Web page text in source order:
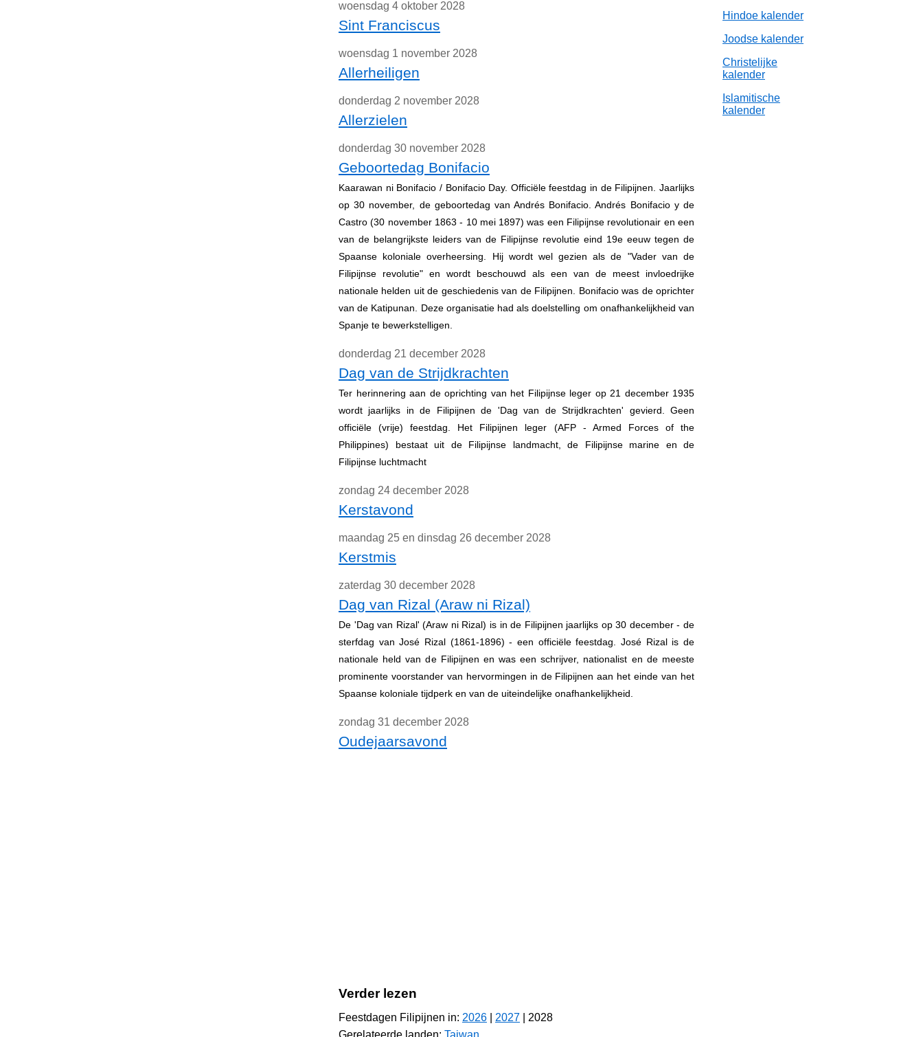
woensdag 4 oktober 2028
Sint Franciscus
woensdag 1 november 2028
Allerheiligen
donderdag 2 november 2028
Allerzielen
donderdag 30 november 2028
Geboortedag Bonifacio
Kaarawan ni Bonifacio / Bonifacio Day. Officiële feestdag in de Filipijnen. Jaarlijks
op 30 november, de geboortedag van Andrés Bonifacio. Andrés Bonifacio y de
Castro (30 november 1863 - 10 mei 1897) was een Filipijnse revolutionair en een
van de belangrijkste leiders van de Filipijnse revolutie eind 19e eeuw tegen de
Spaanse koloniale overheersing. Hij wordt wel gezien als de "Vader van de
Filipijnse revolutie" en wordt beschouwd als een van de meest invloedrijke
nationale helden uit de geschiedenis van de Filipijnen. Bonifacio was de oprichter
van de Katipunan. Deze organisatie had als doelstelling om onafhankelijkheid van
Spanje te bewerkstelligen.
donderdag 21 december 2028
Dag van de Strijdkrachten
Ter herinnering aan de oprichting van het Filipijnse leger op 21 december 1935
wordt jaarlijks in de Filipijnen de 'Dag van de Strijdkrachten' gevierd. Geen
officiële (vrije) feestdag. Het Filipijnen leger (AFP - Armed Forces of the
Philippines) bestaat uit de Filipijnse landmacht, de Filipijnse marine en de
Filipijnse luchtmacht
zondag 24 december 2028
Kerstavond
maandag 25 en dinsdag 26 december 2028
Kerstmis
zaterdag 30 december 2028
Dag van Rizal (Araw ni Rizal)
De 'Dag van Rizal' (Araw ni Rizal) is in de Filipijnen jaarlijks op 30 december - de
sterfdag van José Rizal (1861-1896) - een officiële feestdag. José Rizal is de
nationale held van de Filipijnen en was een schrijver, nationalist en de meeste
prominente voorstander van hervormingen in de Filipijnen aan het einde van het
Spaanse koloniale tijdperk en van de uiteindelijke onafhankelijkheid.
zondag 31 december 2028
Oudejaarsavond
Verder lezen
Feestdagen Filipijnen in: 2026 2027 | 2028
Gerelateerde landen: Taiwan
Hindoe kalender
Joodse kalender
Christelijke
kalender
Islamitische
kalender